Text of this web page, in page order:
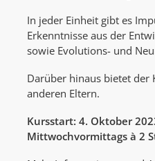
In jeder Einheit gibt es
Erkenntnisse aus der
sowie Evolutions- und
Darüber hinaus bietet der
anderen Eltern.
Kursstart: 4. Oktober
Mittwochvormittags à 2